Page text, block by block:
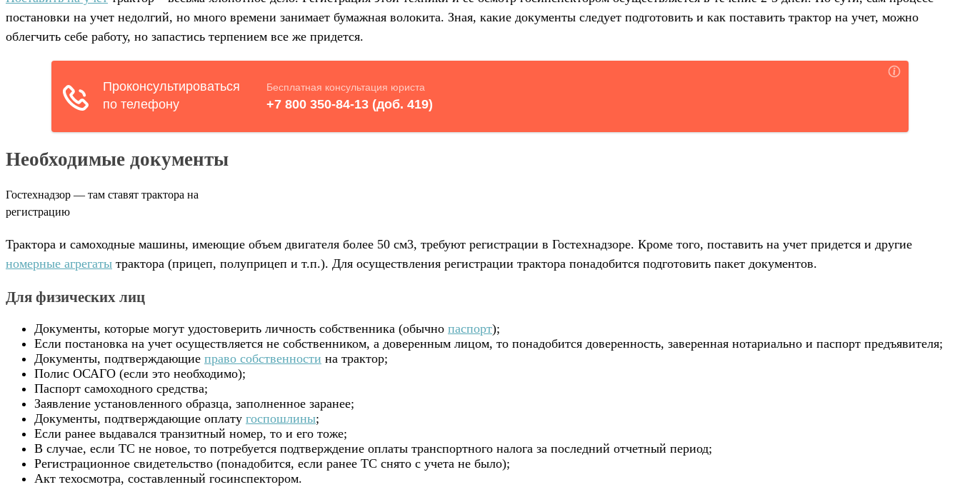
постановки на учет недолгий, но много времени занимает бумажная волокита. Зная, какие документы следует подготовить и как поставить трактор на учет, можно
облегчить себе работу, но запастись терпением все же придется.
Необходимые документы
Гостехнадзор — там ставят трактора на
регистрацию
Трактора и самоходные машины, имеющие объем двигателя более 50 см3, требуют регистрации в Гостехнадзоре. Кроме того, поставить на учет придется и другие
номерные агрегаты трактора (прицеп, полуприцеп и т.п.). Для осуществления регистрации трактора понадобится подготовить пакет документов.
Для физических лиц
Документы, которые могут удостоверить личность собственника (обычно паспорт);
Если постановка на учет осуществляется не собственником, а доверенным лицом, то понадобится доверенность, заверенная нотариально и паспорт предъявителя;
Документы, подтверждающие право собственности на трактор;
Полис ОСАГО (если это необходимо);
Паспорт самоходного средства;
Заявление установленного образца, заполненное заранее;
Документы, подтверждающие оплату госпошлины;
Если ранее выдавался транзитный номер, то и его тоже;
В случае, если ТС не новое, то потребуется подтверждение оплаты транспортного налога за последний отчетный период;
Регистрационное свидетельство (понадобится, если ранее ТС снято с учета не было);
Акт техосмотра, составленный госинспектором.